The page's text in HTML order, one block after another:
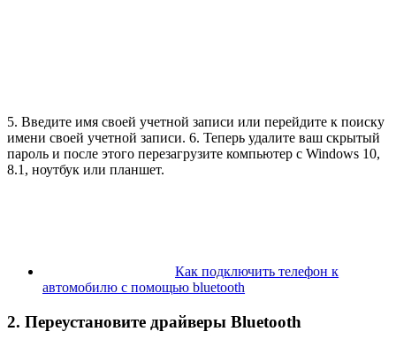
5. Введите имя своей учетной записи или перейдите к поиску
имени своей учетной записи. 6. Теперь удалите ваш скрытый
пароль и после этого перезагрузите компьютер с Windows 10,
8.1, ноутбук или планшет.
Как подключить телефон к
автомобилю с помощью bluetooth
2. Переустановите драйверы Bluetooth